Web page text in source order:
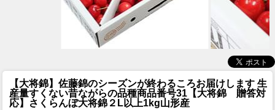
【大将錦】佐藤錦のシーズンが終わるころお届けします 生
産量すくない昔ながらの品種商品番号31【大将錦 贈答対
応】さくらんぼ大将錦２L以上1kg山形産